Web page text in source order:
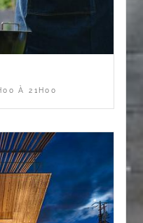
À 21H00